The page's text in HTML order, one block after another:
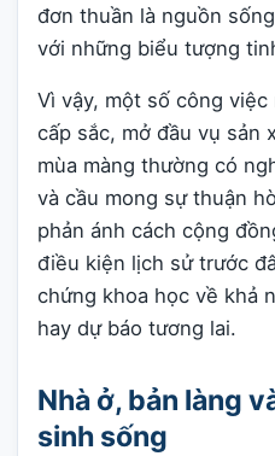
đơn thuần là nguồn
với những biểu tượng
Vì vậy, một số công
cấp sắc, mở đầu vụ sản
mùa màng thường có
và cầu mong sự thuận
phản ánh cách cộng
điều kiện lịch sử trước
chứng khoa học về khả
hay dự báo tương lai.
Nhà ở, bản làng
sinh sống